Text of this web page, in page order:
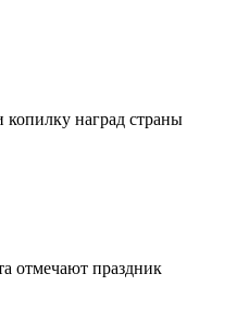
наград страны
отмечают праздник